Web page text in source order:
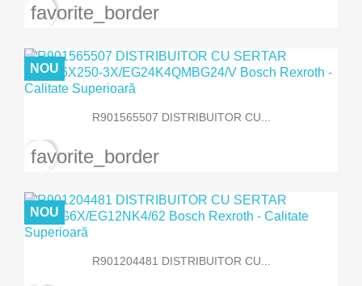
favorite_border
R901565507 DISTRIBUITOR CU...
NOU
favorite_border
R901204481 DISTRIBUITOR CU...
NOU